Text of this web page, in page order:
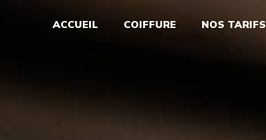
ACCUEIL COIFFURE NOS TARIFS